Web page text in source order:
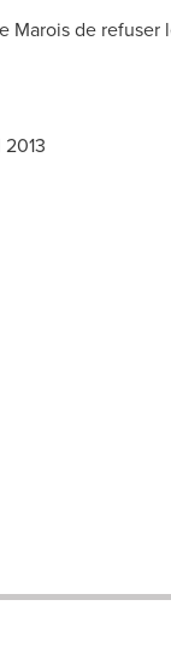
Maroisde refuser